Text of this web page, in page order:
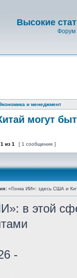
Высокие
Форум
и менеджмент
могут
1 из 1 [ 1 сообщение ]
«Гонка ИИ»: здесь США и
в этой
-